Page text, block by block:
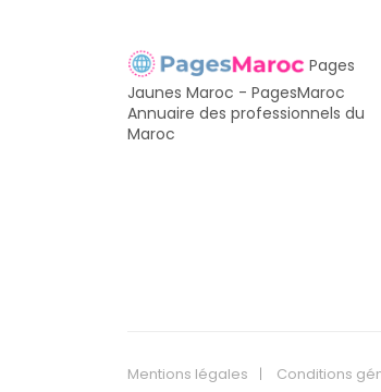
Pages
Jaunes Maroc - PagesMaroc
Annuaire des professionnels du
Maroc
Mentions légales Conditions